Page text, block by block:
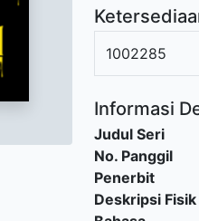
1002285
Informasi
Judul Seri
No. Panggil
Penerbit
Deskripsi Fisik